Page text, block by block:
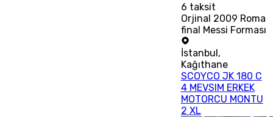
6 taksit
Orjinal 2009 Roma
final Messi Forması
İstanbul,
Kağıthane
SCOYCO JK 180 C
4 MEVSIM ERKEK
MOTORCU MONTU
2 XL